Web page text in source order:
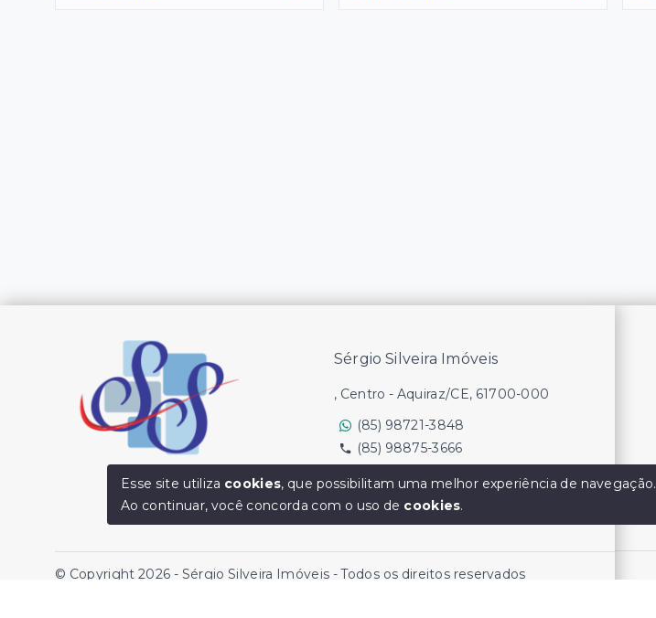
Sérgio Silveira Imóveis
, Centro - Aquiraz/CE, 61700-000
(85) 98721-3848
(85) 98875-3666
© Copyright 2026 - Sérgio Silveira Imóveis - Todos os direitos reservados
Esse site utiliza cookies, que possibilitam uma melhor experiência de navegação.
Ao continuar, você concorda com o uso de cookies.